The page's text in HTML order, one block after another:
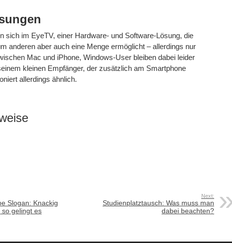
sich im EyeTV, einer Hardware- und Software-Lösung, die
anderen aber auch eine Menge ermöglicht – allerdings nur
Mac und iPhone, Windows-User bleiben dabei leider
kleinen Empfänger, der zusätzlich am Smartphone
allerdings ähnlich.
Slogan: Knackig
so gelingt es
Next:
Studienplatztausch: Was muss man
dabei beachten?